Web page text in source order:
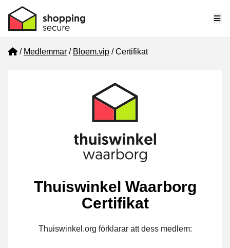
Home
Medlemmar Bloem.vip Certifikat
Thuiswinkel Waarborg
Certifikat
Thuiswinkel.org förklarar att dess medlem: